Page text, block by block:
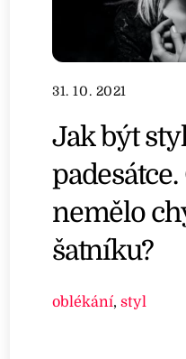
31. 10. 2021
Jak být
nemělo
šatníku?
oblékání,styl